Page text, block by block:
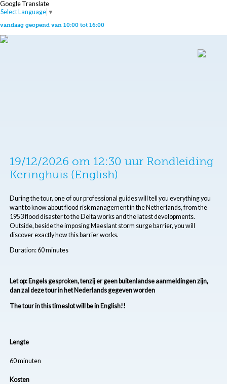
Google Translate
Select Language ▼
vandaag geopend van 10:00 tot 16:00
19/12/2026 om 12:30 uur Rondleiding
Keringhuis (English)
During the tour, one of our professional guides will tell you everything you
want to know about flood risk management in the Netherlands, from the
1953 flood disaster to the Delta works and the latest developments.
Outside, beside the imposing Maeslant storm surge barrier, you will
discover exactly how this barrier works.
Duration: 60 minutes
Let op: Engels gesproken, tenzij er geen buitenlandse aanmeldingen zijn,
dan zal deze tour in het Nederlands gegeven worden
The tour in this timeslot will be in English!!
Lengte
60 minuten
Kosten